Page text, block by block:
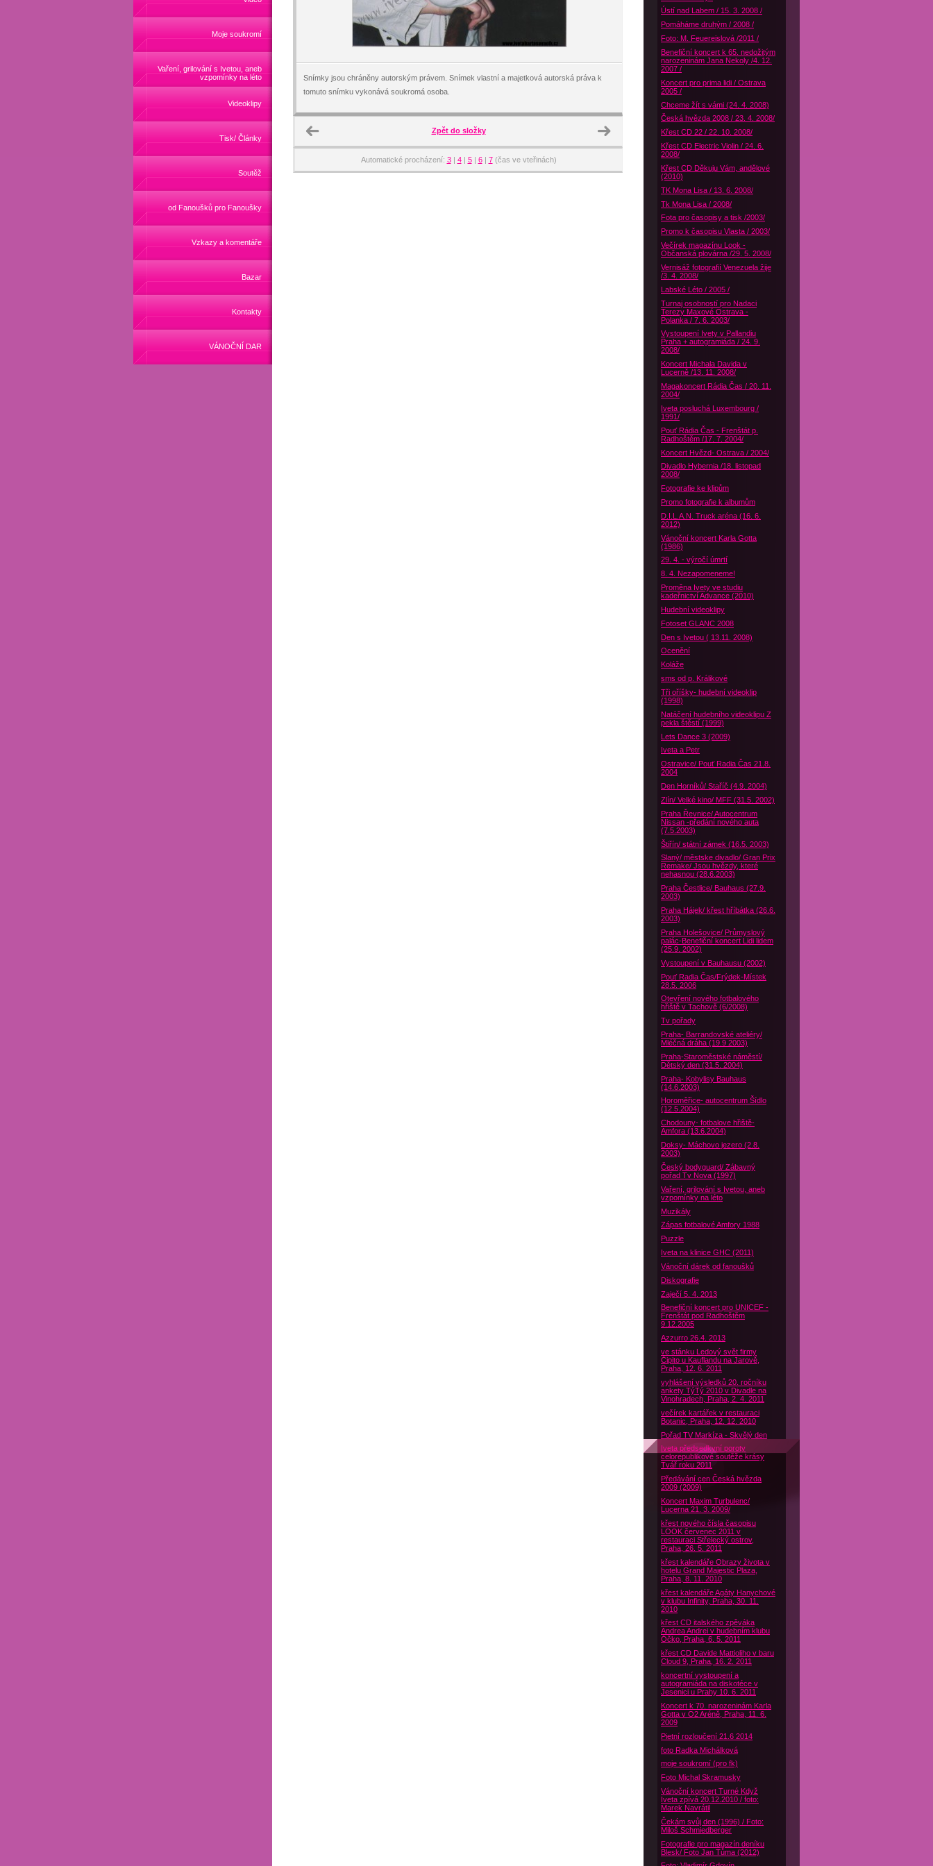
Moje soukromí
Vaření, grilování s Ivetou, aneb
vzpomínky na léto
Videoklipy
Tisk/ Články
Soutěž
od Fanoušků pro Fanoušky
Vzkazy a komentáře
Bazar
Kontakty
VÁNOČNÍ DAR
Snímky jsou chráněny autorským právem. Snímek vlastní a majetková autorská práva k
tomuto snímku vykonává soukromá osoba.
Zpět do složky
Automatické procházení: 3| 4| 5| 6| 7(čas ve vteřinách)
Ústí nad Labem / 15. 3. 2008 /
Pomáháme druhým / 2008 /
Foto: M. Feuereislová /2011 /
Benefiční koncert k 65. nedožitým
narozeninám Jana Nekoly /4. 12.
2007 /
Koncert pro prima lidi / Ostrava
2005 /
Chceme žít s vámi (24. 4. 2008)
Česká hvězda 2008 / 23. 4. 2008/
Křest CD 22 / 22. 10. 2008/
Křest CD Electric Violin / 24. 6.
2008/
Křest CD Děkuju Vám, andělové
(2010)
TK Mona Lisa / 13. 6. 2008/
Tk Mona Lisa / 2008/
Fota pro časopisy a tisk /2003/
Promo k časopisu Vlasta / 2003/
Večírek magazínu Look -
Občanská plovárna /29. 5. 2008/
Vernisáž fotografií Venezuela žije
/3. 4. 2008/
Labské Léto / 2005 /
Turnaj osobností pro Nadaci
Terezy Maxové Ostrava -
Polanka / 7. 6. 2003/
Vystoupení Ivety v Pallandiu
Praha + autogramiáda / 24. 9.
2008/
Koncert Michala Davida v
Lucerně /13. 11. 2008/
Magakoncert Rádia Čas / 20. 11.
2004/
Iveta posluchá Luxembourg /
1991/
Pouť Rádia Čas - Frenštát p.
Radhoštěm /17. 7. 2004/
Koncert Hvězd- Ostrava / 2004/
Divadlo Hybernia /18. listopad
2008/
Fotografie ke klipům
Promo fotografie k albumům
D.I.L.A.N. Truck aréna (16. 6.
2012)
Vánoční koncert Karla Gotta
(1986)
29. 4. - výročí úmrtí
8. 4. Nezapomeneme!
Proměna Ivety ve studiu
kadeřnictví Advance (2010)
Hudební videoklipy
Fotoset GLANC 2008
Den s Ivetou ( 13.11. 2008)
Ocenění
Koláže
sms od p. Králikové
Tři oříšky- hudební videoklip
(1998)
Natáčení hudebního videoklipu Z
pekla štěstí (1999)
Lets Dance 3 (2009)
Iveta a Petr
Ostravice/ Pouť Radia Čas 21.8.
2004
Den Horníků/ Staříč (4.9. 2004)
Zlín/ Velké kino/ MFF (31.5. 2002)
Praha Řevnice/ Autocentrum
Nissan -předání nového auta
(7.5.2003)
Štiřín/ státní zámek (16.5. 2003)
Slaný/ městske divadlo/ Gran Prix
Remake/ Jsou hvězdy, které
nehasnou (28.6.2003)
Praha Čestlice/ Bauhaus (27.9.
2003)
Praha Hájek/ křest hříbátka (26.6.
2003)
Praha Holešovice/ Průmyslový
palác-Benefiční koncert Lidi lidem
(25.9. 2002)
Vystoupení v Bauhausu (2002)
Pouť Radia Čas/Frýdek-Místek
28.5. 2006
Otevření nového fotbalového
hřiště v Tachově (6/2008)
Tv pořady
Praha- Barrandovské ateliéry/
Mléčná dráha (19.9 2003)
Praha-Staroměstské náměstí/
Dětský den (31.5. 2004)
Praha- Kobylisy Bauhaus
(14.6.2003)
Horoměřice- autocentrum Šídlo
(12.5.2004)
Chodouny- fotbalove hřiště-
Amfora (13.6.2004)
Doksy- Máchovo jezero (2.8.
2003)
Český bodyguard/ Zábavný
pořad Tv Nova (1997)
Vaření, grilování s Ivetou, aneb
vzpomínky na léto
Muzikály
Zápas fotbalové Amfory 1988
Puzzle
Iveta na klinice GHC (2011)
Vánoční dárek od fanoušků
Diskografie
Zaječí 5. 4. 2013
Benefiční koncert pro UNICEF -
Frenštát pod Radhoštěm
9.12.2005
Azzurro 26.4. 2013
ve stánku Ledový svět firmy
Čipito u Kauflandu na Jarově,
Praha, 12. 6. 2011
vyhlášení výsledků 20. ročníku
ankety TýTý 2010 v Divadle na
Vinohradech, Praha, 2. 4. 2011
večírek kartářek v restauraci
Botanic, Praha, 12. 12. 2010
Pořad TV Markíza - Skvělý den
Iveta předsedkyní poroty
celorepublikové soutěže krásy
Tvář roku 2011
Předávání cen Česká hvězda
2009 (2009)
Koncert Maxim Turbulenc/
Lucerna 21. 3. 2009/
křest nového čísla časopisu
LOOK červenec 2011 v
restauraci Střelecký ostrov,
Praha, 26. 5. 2011
křest kalendáře Obrazy života v
hotelu Grand Majestic Plaza,
Praha, 8. 11. 2010
křest kalendáře Agáty Hanychové
v klubu Infinity, Praha, 30. 11.
2010
křest CD italského zpěváka
Andrea Andrei v hudebním klubu
Óčko, Praha, 6. 5. 2011
křest CD Davide Mattioliho v baru
Cloud 9, Praha, 16. 2. 2011
koncertní vystoupení a
autogramiáda na diskotéce v
Jesenici u Prahy 10. 6. 2011
Koncert k 70. narozeninám Karla
Gotta v O2 Aréně, Praha, 11. 6.
2009
Pietní rozloučení 21.6 2014
foto Radka Michálková
moje soukromí (pro fk)
Foto Michal Skramusky
Vánoční koncert Turné Když
Iveta zpívá 20.12.2010 / foto:
Marek Navrátil
Čekám svůj den (1996) / Foto:
Miloš Schmiedberger
Fotografie pro magazín deníku
Blesk/ Foto Jan Tůma (2012)